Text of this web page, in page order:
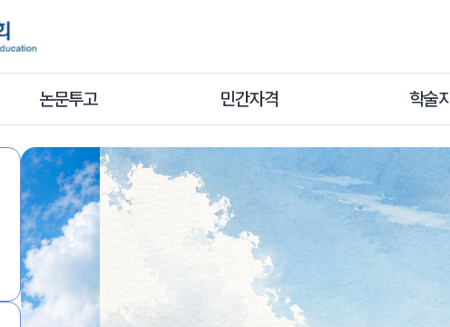
논문투고 민간자격 학술지
학제간 대표적 융합
학술교육단체입니다.